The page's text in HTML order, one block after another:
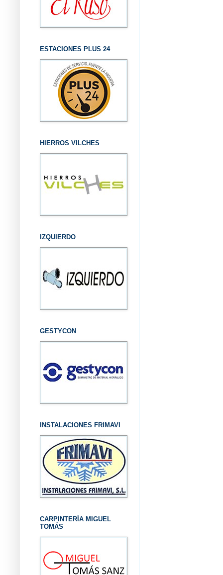
ESTACIONES PLUS 24
HIERROS VILCHES
IZQUIERDO
GESTYCON
INSTALACIONES FRIMAVI
CARPINTERÍA MIGUEL
TOMÁS